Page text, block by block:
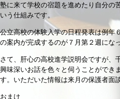
塾に来て学校の宿題を進めたり自分の
いう仕組みです。
公立高校の体験入学の日程発表は例年
の案内が完成するのが７月第２週にな
さて、肝心の高校進学説明会ですが、
興味深いお話を色々と伺うことができ
す。いただいた情報は来月の保護者面
おまけ